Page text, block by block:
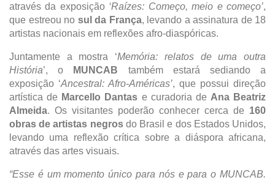
através da exposição ‘Raízes: Começo, meio e começo’,
que estreou no sul da França, levando a assinatura de 18
artistas nacionais em reflexões afro-diaspóricas.
Juntamente a mostra ‘Memória: relatos de uma outra
História’, o MUNCAB também estará sediando a
exposição ‘Ancestral: Afro-Américas’, que possui direção
artística de Marcello Dantas e curadoria de Ana Beatriz
Almeida. Os visitantes poderão conhecer cerca de 160
obras de artistas negros do Brasil e dos Estados Unidos,
levando uma reflexão crítica sobre a diáspora africana,
através das artes visuais.
“Esse é um momento único para nós e para o MUNCAB.